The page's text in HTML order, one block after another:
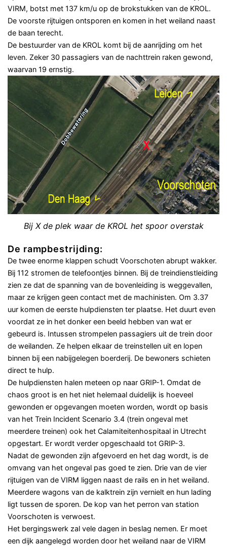
VIRM, botst met 137 km/u op de brokstukken van de KROL.
De voorste rijtuigen ontsporen en komen in het weiland naast
de baan terecht.
De bestuurder van de KROL komt bij de aanrijding om het
leven. Zeker 30 passagiers van de nachttrein raken gewond,
waarvan 19 ernstig.
Bij X de plek waar de KROL het spoor overstak
De rampbestrijding:
De twee enorme klappen schudt Voorschoten abrupt wakker.
Bij 112 stromen de telefoontjes binnen. Bij de treindienstleiding
zien ze dat de spanning van de bovenleiding is weggevallen,
maar ze krijgen geen contact met de machinisten. Om 3.37
uur komen de eerste hulpdiensten ter plaatse. Het duurt even
voordat ze in het donker een beeld hebben van wat er
gebeurd is. Intussen strompelen passagiers uit de trein door
de weilanden. Ze helpen elkaar de treinstellen uit en lopen
binnen bij een nabijgelegen boerderij. De bewoners schieten
direct te hulp.
De hulpdiensten halen meteen op naar GRIP-1. Omdat de
chaos groot is en het niet helemaal duidelijk is hoeveel
gewonden er opgevangen moeten worden, wordt op basis
van het Trein Incident Scenario 3.4 (trein ongeval met
meerdere treinen) ook het Calamiteitenhospitaal in Utrecht
opgestart. Er wordt verder opgeschaald tot GRIP-3.
Nadat de gewonden zijn afgevoerd en het dag wordt, is de
omvang van het ongeval pas goed te zien. Drie van de vier
rijtuigen van de VIRM liggen naast de rails en in het weiland.
Meerdere wagons van de kalktrein zijn vernielt en hun lading
ligt tussen de sporen. De kop van het perron van station
Voorschoten is verwoest.
Het bergingswerk zal vele dagen in beslag nemen. Er moet
een dijk aangelegd worden door het weiland naar de VIRM